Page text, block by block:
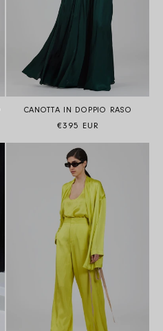
CANOTTA IN DOPPIO RASO
Prezzo di listino
€395 EUR